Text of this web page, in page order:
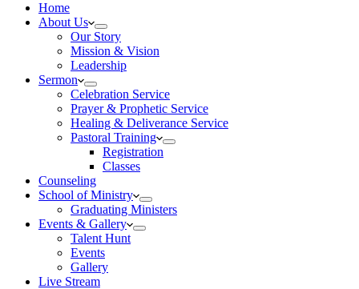
Home
About Us
Our Story
Mission & Vision
Leadership
Sermon
Celebration Service
Prayer & Prophetic Service
Healing & Deliverance Service
Pastoral Training
Registration
Classes
Counseling
School of Ministry
Graduating Ministers
Events & Gallery
Talent Hunt
Events
Gallery
Live Stream